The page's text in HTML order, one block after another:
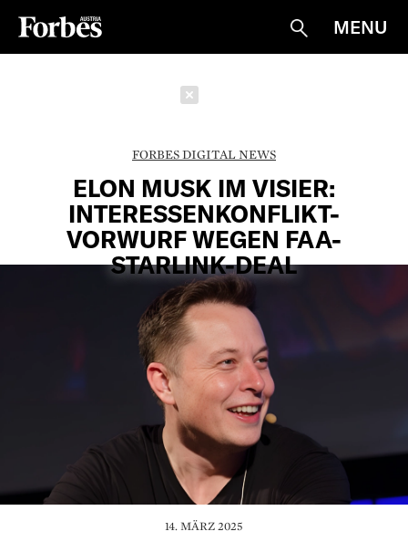
Suche
MENU
FORBES DIGITAL NEWS
ELON MUSK IM VISIER:
INTERESSENKONFLIKT-
VORWURF WEGEN FAA-
STARLINK-DEAL
14. MÄRZ 2025